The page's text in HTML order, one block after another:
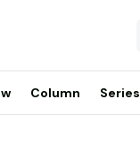
Column Series